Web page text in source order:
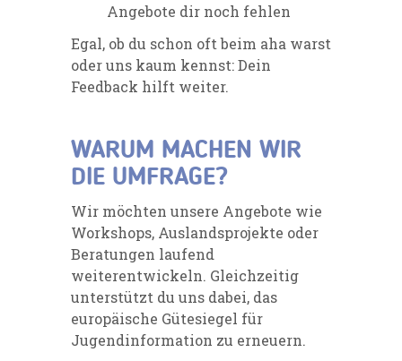
Angebote dir noch fehlen
Egal, ob du schon oft beim aha warst
oder uns kaum kennst: Dein
Feedback hilft weiter.
WARUM MACHEN WIR
DIE UMFRAGE?
Wir möchten unsere Angebote wie
Workshops, Auslandsprojekte oder
Beratungen laufend
weiterentwickeln. Gleichzeitig
unterstützt du uns dabei, das
europäische Gütesiegel für
Jugendinformation zu erneuern.